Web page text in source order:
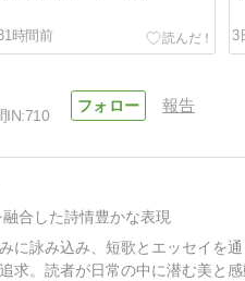
時間前 3
IN:710
報告
合した詩情豊かな表現
に詠み込み、短歌とエッセイを
求。読者が日常の中に潜む美と